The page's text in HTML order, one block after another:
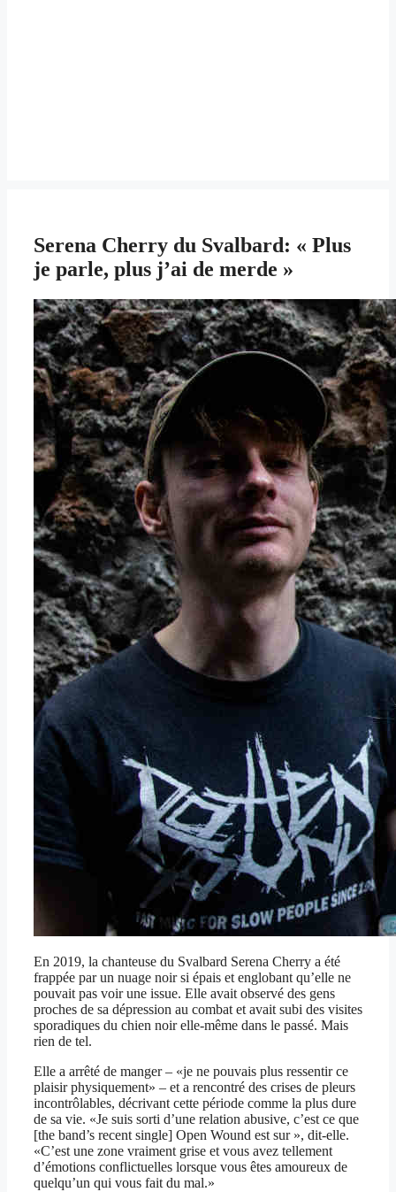
Serena Cherry du Svalbard: « Plus
je parle, plus j’ai de merde »
En 2019, la chanteuse du Svalbard Serena Cherry a été
frappée par un nuage noir si épais et englobant qu’elle ne
pouvait pas voir une issue. Elle avait observé des gens
proches de sa dépression au combat et avait subi des visites
sporadiques du chien noir elle-même dans le passé. Mais
rien de tel.
Elle a arrêté de manger – «je ne pouvais plus ressentir ce
plaisir physiquement» – et a rencontré des crises de pleurs
incontrôlables, décrivant cette période comme la plus dure
de sa vie. «Je suis sorti d’une relation abusive, c’est ce que
[the band’s recent single] Open Wound est sur », dit-elle.
«C’est une zone vraiment grise et vous avez tellement
d’émotions conflictuelles lorsque vous êtes amoureux de
quelqu’un qui vous fait du mal.»